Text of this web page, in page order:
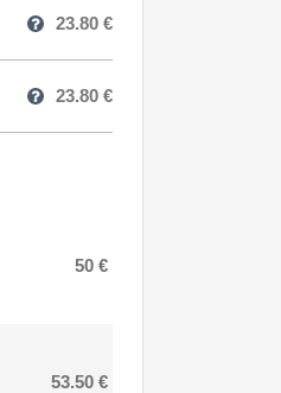
23.80 €
23.80 €
50 €
53.50 €